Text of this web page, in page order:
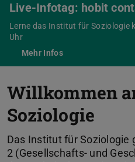
Live-Infotag: hobit
Lerne das Institut für Soziologie
Uhr
Mehr Infos
Willkommen
Soziologie
Das Institut für Soziologie
2 (Gesellschafts- und